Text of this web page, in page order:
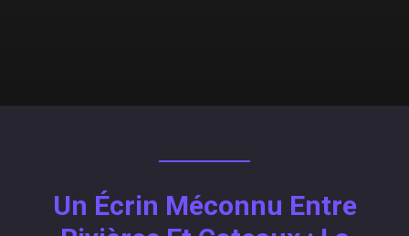
Un Écrin Méconnu Entre